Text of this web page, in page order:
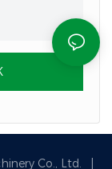
Co., Ltd.